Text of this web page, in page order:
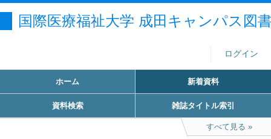
国際医療福祉大学 成田キャンパス図
ログイン
ホーム 新着資料
資料検索 雑誌タイトル索引
すべて見る